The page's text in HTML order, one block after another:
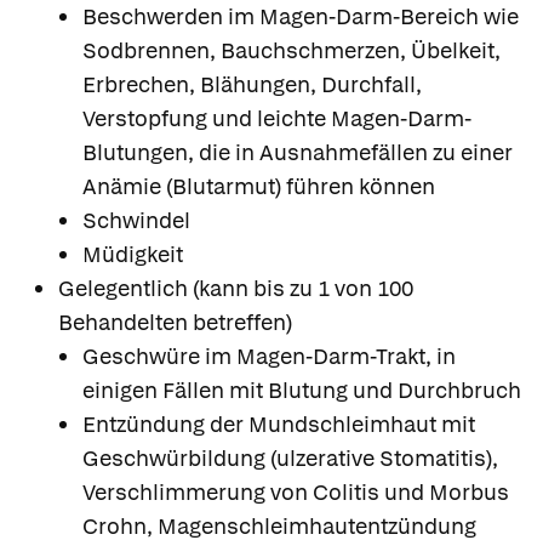
Beschwerden im Magen-Darm-Bereich wie
Sodbrennen, Bauchschmerzen, Übelkeit,
Erbrechen, Blähungen, Durchfall,
Verstopfung und leichte Magen-Darm-
Blutungen, die in Ausnahmefällen zu einer
Anämie (Blutarmut) führen können
Schwindel
Müdigkeit
Gelegentlich (kann bis zu 1 von 100
Behandelten betreffen)
Geschwüre im Magen-Darm-Trakt, in
einigen Fällen mit Blutung und Durchbruch
Entzündung der Mundschleimhaut mit
Geschwürbildung (ulzerative Stomatitis),
Verschlimmerung von Colitis und Morbus
Crohn, Magenschleimhautentzündung